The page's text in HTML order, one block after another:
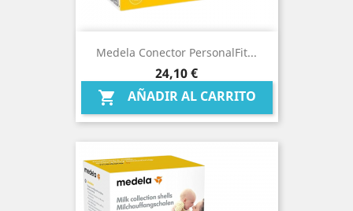
Medela Conector PersonalFit...
Precio
24,10 €
 AÑADIR AL CARRITO